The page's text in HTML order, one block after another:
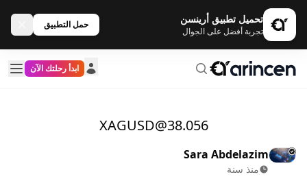
تحميل تطبيق أرينسن
تجربة أفضل على الجوال
حمل التطبيق
ابدأ رحلتك الآن
XAGUSD@38.056
Sara Abdelazim
منذ سنة